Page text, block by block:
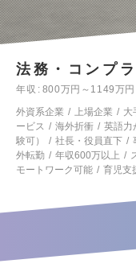
法務・コンプ
年収
800万円～1149万円
外資系企業
上場企業 大
ービス
海外折衝 英語力
験可）
社長・役員直下
外転勤
年収600万以上
モートワーク可能
育児支